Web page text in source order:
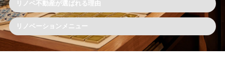
リノベ不動産が選ばれる理由
リノベーションメニュー